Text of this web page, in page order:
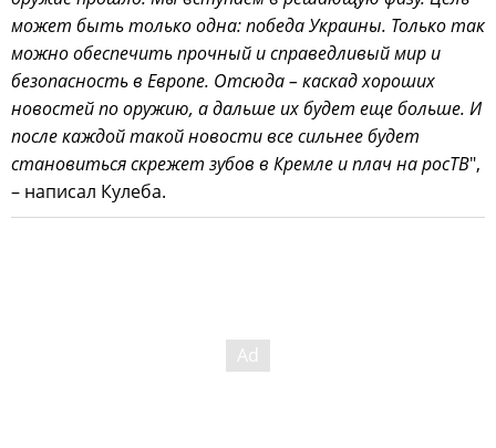
может быть только одна: победа Украины. Только так
можно обеспечить прочный и справедливый мир и
безопасность в Европе. Отсюда – каскад хороших
новостей по оружию, а дальше их будет еще больше. И
после каждой такой новости все сильнее будет
становиться скрежет зубов в Кремле и плач на росТВ",
– написал Кулеба.